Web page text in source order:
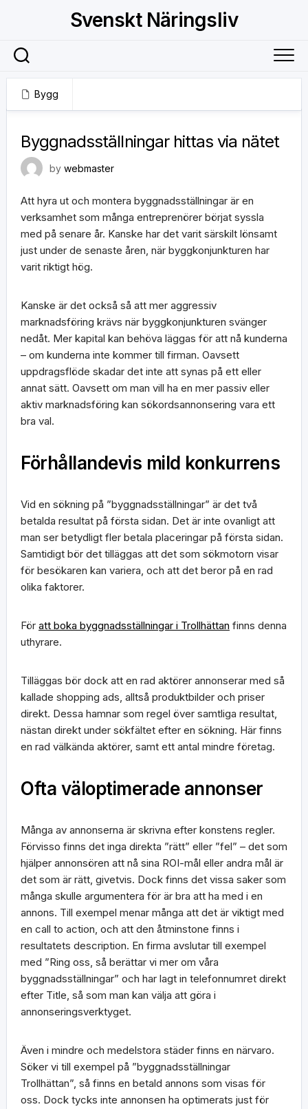
Svenskt Näringsliv
Bygg
Byggnadsställningar hittas via nätet
by webmaster
Att hyra ut och montera byggnadsställningar är en
verksamhet som många entreprenörer börjat syssla
med på senare år. Kanske har det varit särskilt lönsamt
just under de senaste åren, när byggkonjunkturen har
varit riktigt hög.
Kanske är det också så att mer aggressiv
marknadsföring krävs när byggkonjunkturen svänger
nedåt. Mer kapital kan behöva läggas för att nå kunderna
– om kunderna inte kommer till firman. Oavsett
uppdragsflöde skadar det inte att synas på ett eller
annat sätt. Oavsett om man vill ha en mer passiv eller
aktiv marknadsföring kan sökordsannonsering vara ett
bra val.
Förhållandevis mild konkurrens
Vid en sökning på ”byggnadsställningar” är det två
betalda resultat på första sidan. Det är inte ovanligt att
man ser betydligt fler betala placeringar på första sidan.
Samtidigt bör det tilläggas att det som sökmotorn visar
för besökaren kan variera, och att det beror på en rad
olika faktorer.
För att boka byggnadsställningar i Trollhättan finns denna
uthyrare.
Tilläggas bör dock att en rad aktörer annonserar med så
kallade shopping ads, alltså produktbilder och priser
direkt. Dessa hamnar som regel över samtliga resultat,
nästan direkt under sökfältet efter en sökning. Här finns
en rad välkända aktörer, samt ett antal mindre företag.
Ofta väloptimerade annonser
Många av annonserna är skrivna efter konstens regler.
Förvisso finns det inga direkta ”rätt” eller ”fel” – det som
hjälper annonsören att nå sina ROI-mål eller andra mål är
det som är rätt, givetvis. Dock finns det vissa saker som
många skulle argumentera för är bra att ha med i en
annons. Till exempel menar många att det är viktigt med
en call to action, och att den åtminstone finns i
resultatets description. En firma avslutar till exempel
med ”Ring oss, så berättar vi mer om våra
byggnadsställningar” och har lagt in telefonnumret direkt
efter Title, så som man kan välja att göra i
annonseringsverktyget.
Även i mindre och medelstora städer finns en närvaro.
Söker vi till exempel på ”byggnadsställningar
Trollhättan”, så finns en betald annons som visas för
oss. Dock tycks inte annonsen ha optimerats just för